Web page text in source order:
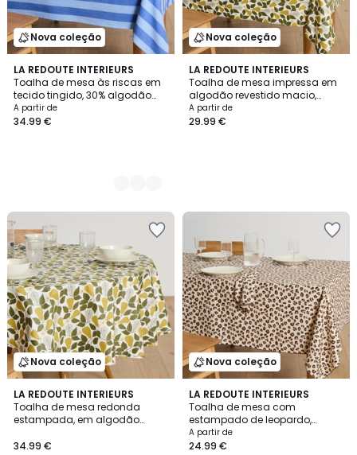
Nova coleção
LA REDOUTE INTERIEURS
Toalha de mesa às riscas em
tecido tingido, 30% algodão
reciclado, MIRELLA
A partir de
34.99 €
2
Cores
Nova coleção
LA REDOUTE INTERIEURS
Toalha de mesa impressa em
algodão revestido macio,
VINTAGE PEAR
A partir de
29.99 €
Nova coleção
LA REDOUTE INTERIEURS
Toalha de mesa redonda
estampada, em algodão
34.99 €
Nova coleção
LA REDOUTE INTERIEURS
Toalha de mesa com
estampado de leopardo,
algodão, LEOPOLD
A partir de
24.99 €